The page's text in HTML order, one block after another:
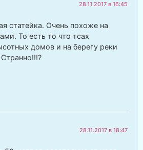
28.11.2017 в 16:45
статейка. Очень похоже на
То есть то что тсах
домов и на берегу реки
28.11.2017 в 18:47